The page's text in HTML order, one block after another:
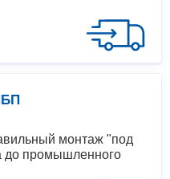
монтаж "под
до промышленного